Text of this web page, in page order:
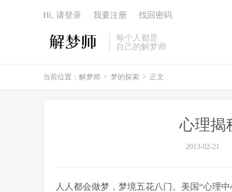
每个人都是
自己的解梦师
Hi, 请登录 我要注册 找回密码
当前位置： 解梦师 > 梦的探索 > 正文
心理揭
2013-02-21
人人都会做梦，梦境五花八门。美国“心理